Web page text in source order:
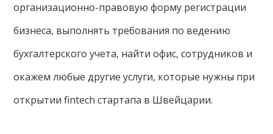
организационно-правовую форму регистрации
бизнеса, выполнять требования по ведению
бухгалтерского учета, найти офис, сотрудников и
окажем любые другие услуги, которые нужны при
открытии fintech стартапа в Швейцарии.